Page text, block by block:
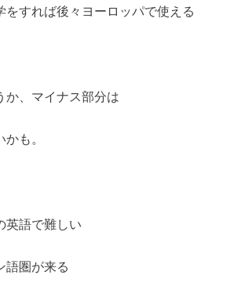
をすれば後々ヨーロッパで使える
か、マイナス部分は
も。
英語で難しい
語圏が来る